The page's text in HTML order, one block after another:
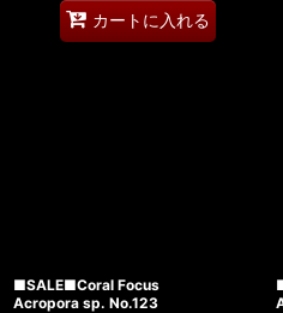
カートに入れる
■SALE■Coral Focus
Acropora sp. No.123